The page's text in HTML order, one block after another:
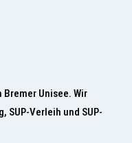
Unisee. Wir
SUP-Verleih und SUP-